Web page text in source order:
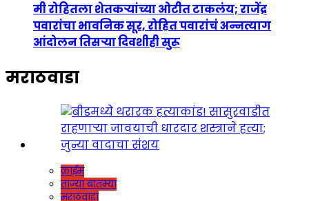
मी रोहितला शेतकऱ्यांच्या ओटीत टाकलंय; राजेंद्र
पवारांचा भावनिक सूर, रोहित पवारांचं अन्नत्याग
आंदोलन तिसऱ्या दिवशीही सुरू
मराठवाडा
क्राईम
ताज्या बातम्या
मराठवाडा